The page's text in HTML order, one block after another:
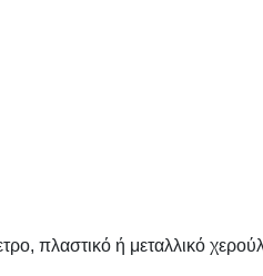
πλαστικό ή μεταλλικό